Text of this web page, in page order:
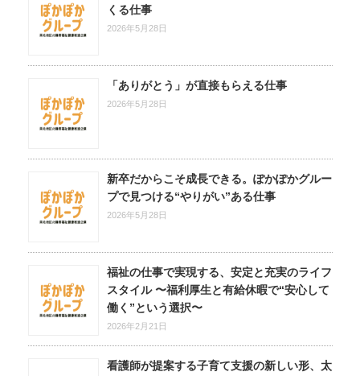
くる仕事
2026年5月28日
「ありがとう」が直接もらえる仕事
2026年5月28日
新卒だからこそ成長できる。ぽかぽかグルー
プで見つける“やりがい”ある仕事
2026年5月28日
福祉の仕事で実現する、安定と充実のライフ
スタイル 〜福利厚生と有給休暇で“安心して
働く”という選択〜
2026年2月21日
看護師が提案する子育て支援の新しい形、太